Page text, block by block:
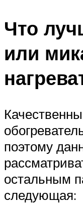
Что
или
поэтому
остальным
следующая: